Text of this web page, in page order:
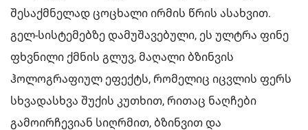
შესაქმნელად ცოცხალი ირმის წრის ასახვით.
გელ-სისტემებზე დამუშავებული, ეს ულტრა ფინე
ფხვნილი ქმნის გლუვ, მაღალი ბზინვის
ჰოლოგრაფიულ ეფექტს, რომელიც იცვლის ფერს
სხვადასხვა შუქის კუთხით, რითაც ნაღჩები
გამოირჩევიან სიღრმით, ბზინვით და